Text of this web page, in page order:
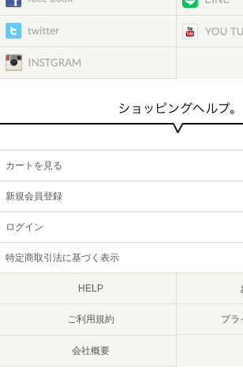
カートを見る
新規会員登録
ログイン
特定商取引法に基づく表示
HELP
ご利用規約 プラ
会社概要